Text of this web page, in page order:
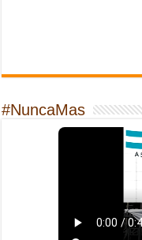
#NuncaMas